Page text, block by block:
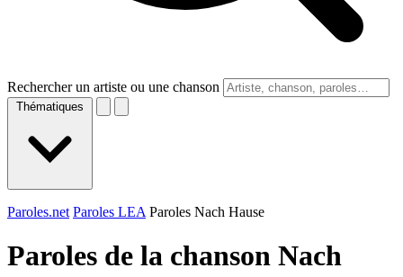
Rechercher un artiste ou une chanson
Thématiques
Paroles.net Paroles LEA Paroles Nach Hause
Paroles de la chanson Nach